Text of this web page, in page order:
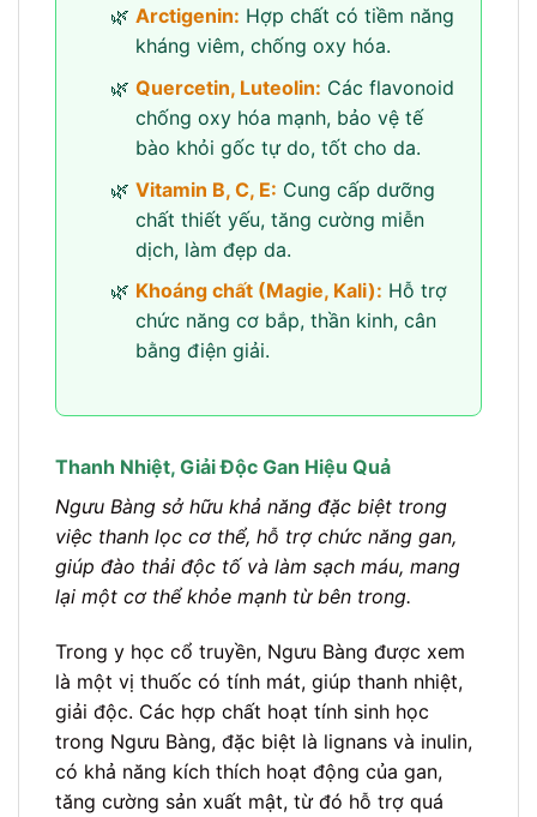
Arctigenin: Hợp chất có tiềm năng
kháng viêm, chống oxy hóa.
Quercetin, Luteolin: Các flavonoid
chống oxy hóa mạnh, bảo vệ tế
bào khỏi gốc tự do, tốt cho da.
Vitamin B, C, E: Cung cấp dưỡng
chất thiết yếu, tăng cường miễn
dịch, làm đẹp da.
Khoáng chất (Magie, Kali): Hỗ trợ
chức năng cơ bắp, thần kinh, cân
bằng điện giải.
Thanh Nhiệt, Giải Độc Gan Hiệu Quả
Ngưu Bàng sở hữu khả năng đặc biệt trong
việc thanh lọc cơ thể, hỗ trợ chức năng gan,
giúp đào thải độc tố và làm sạch máu, mang
lại một cơ thể khỏe mạnh từ bên trong.
Trong y học cổ truyền, Ngưu Bàng được xem
là một vị thuốc có tính mát, giúp thanh nhiệt,
giải độc. Các hợp chất hoạt tính sinh học
trong Ngưu Bàng, đặc biệt là lignans và inulin,
có khả năng kích thích hoạt động của gan,
tăng cường sản xuất mật, từ đó hỗ trợ quá